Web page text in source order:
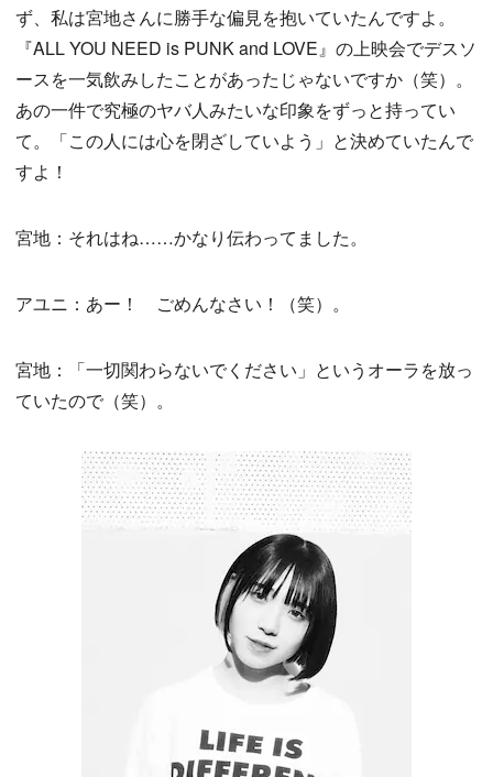
ず、私は宮地さんに勝手な偏見を抱いていたんですよ。
『ALL YOU NEED is PUNK and LOVE』の上映会でデスソ
ースを一気飲みしたことがあったじゃないですか（笑）。
あの一件で究極のヤバ人みたいな印象をずっと持ってい
て。「この人には心を閉ざしていよう」と決めていたんで
すよ！
宮地：それはね……かなり伝わってました。
アユニ：あー！ ごめんなさい！（笑）。
宮地：「一切関わらないでください」というオーラを放っ
ていたので（笑）。